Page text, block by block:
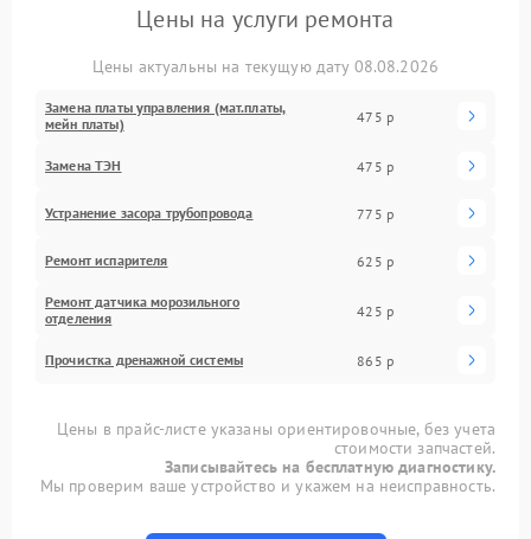
Цены на услуги ремонта
Цены актуальны на текущую дату 08.08.2026
Замена платы управления (мат.платы,
мейн платы)
475 р
Замена ТЭН 475 р
Устранение засора трубопровода 775 р
Ремонт испарителя 625 р
Ремонт датчика морозильного
отделения
425 р
Прочистка дренажной системы 865 р
Цены в прайс-листе указаны ориентировочные, без учета
стоимости запчастей.
Записывайтесь на бесплатную диагностику.
Мы проверим ваше устройство и укажем на неисправность.